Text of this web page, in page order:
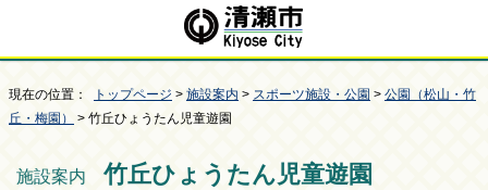
現在の位置： トップページ > 施設案内 > スポーツ施設・公園 > 公園（松山・竹
丘・梅園）
> 竹丘ひょうたん児童遊園
施設案内 竹丘ひょうたん児童遊園